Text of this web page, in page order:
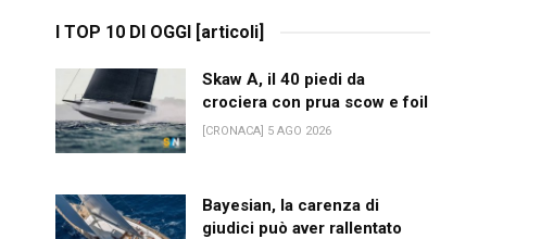
I TOP 10 DI OGGI [articoli]
Skaw A, il 40 piedi da
crociera con prua scow e foil
[CRONACA] 5 AGO 2026
Bayesian, la carenza di
giudici può aver rallentato